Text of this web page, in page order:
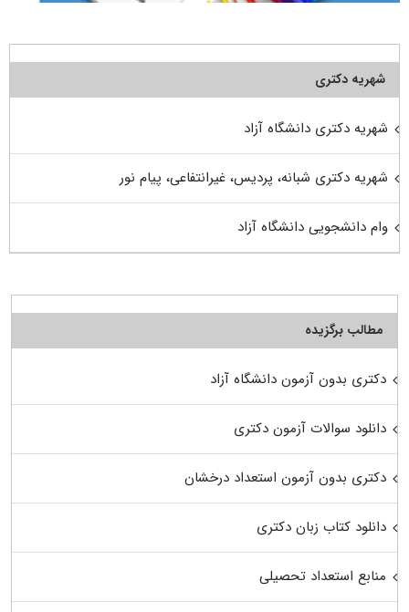
شهریه دکتری
شهریه دکتری دانشگاه آزاد
شهریه دکتری شبانه، پردیس، غیرانتفاعی، پیام نور
وام دانشجویی دانشگاه آزاد
مطالب برگزیده
دکتری بدون آزمون دانشگاه آزاد
دانلود سوالات آزمون دکتری
دکتری بدون آزمون استعداد درخشان
دانلود کتاب زبان دکتری
منابع استعداد تحصیلی